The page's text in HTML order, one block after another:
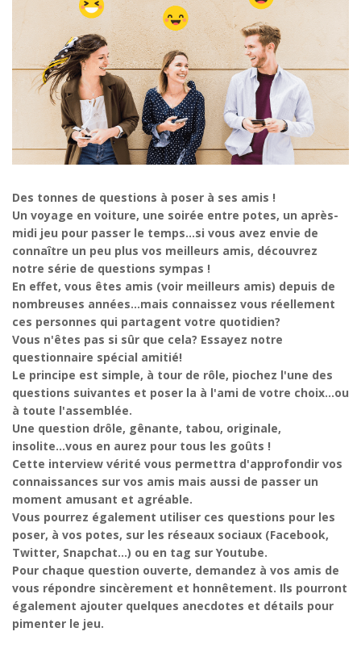
Des tonnes de questions à poser à ses amis !
Un voyage en voiture, une soirée entre potes, un après-
midi jeu pour passer le temps...si vous avez envie de
connaître un peu plus vos meilleurs amis, découvrez
notre série de questions sympas !
En effet, vous êtes amis (voir meilleurs amis) depuis de
nombreuses années...mais connaissez vous réellement
ces personnes qui partagent votre quotidien?
Vous n'êtes pas si sûr que cela? Essayez notre
questionnaire spécial amitié!
Le principe est simple, à tour de rôle, piochez l'une des
questions suivantes et poser la à l'ami de votre choix...ou
à toute l'assemblée.
Une question drôle, gênante, tabou, originale,
insolite...vous en aurez pour tous les goûts !
Cette interview vérité vous permettra d'approfondir vos
connaissances sur vos amis mais aussi de passer un
moment amusant et agréable.
Vous pourrez également utiliser ces questions pour les
poser, à vos potes, sur les réseaux sociaux (Facebook,
Twitter, Snapchat...) ou en tag sur Youtube.
Pour chaque question ouverte, demandez à vos amis de
vous répondre sincèrement et honnêtement. Ils pourront
également ajouter quelques anecdotes et détails pour
pimenter le jeu.